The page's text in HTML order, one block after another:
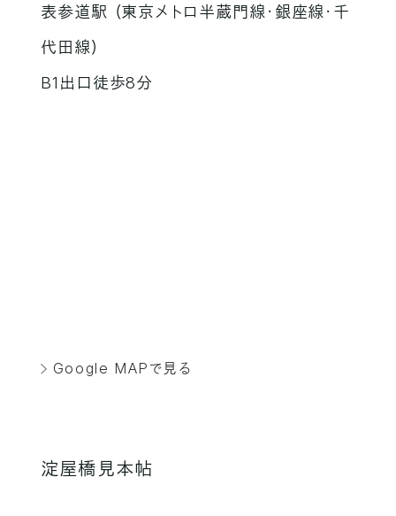
表参道駅 （東京メトロ半蔵門線・銀座線・千
代田線）
B1出口徒歩8分
Google MAPで見る
淀屋橋見本帖